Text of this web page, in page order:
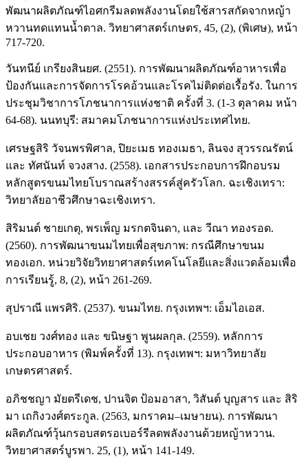
พัฒนาผลิตภัณฑ์ไอศกรีมลดพลังงานโดยใช้สารสกัดจากหญ้า
หวานทดแทนน้ำตาล. วิทยาศาสตร์เกษตร, 45, (2), (พิเศษ), หน้า
717-720.
วันทนีย์ เกรียงสินยศ. (2551). การพัฒนาผลิตภัณฑ์อาหารเพื่อ
ป้องกันและการจัดการโรคอ้วนและโรคไม่ติดต่อเรื้อรัง. ในการ
ประชุมวิชาการโภชนาการแห่งชาติ ครั้งที่ 3. (1-3 ตุลาคม หน้า
64-68). นนทบุรี: สมาคมโภชนาการแห่งประเทศไทย.
เศรษฐสิริ วัจนพรพิศาล, ปิยะเมธ ทองเมธา, ลินจง สุวรรณรัตน์
และ ทัศนันท์ จวงสาง. (2558). เอกสารประกอบการฝึกอบรม
หลักสูตรขนมไทยโบราณสร้างสรรค์สู่ครัวโลก. ฉะเชิงเทรา:
วิทยาลัยอาชีวศึกษาฉะเชิงเทรา.
สิริมนต์ ชายเกตุ, พรเพ็ญ มรกตจินดา, และ วีณา ทองรอด.
(2560). การพัฒนาขนมไทยเพื่อสุขภาพ: กรณีศึกษาขนม
ทองเอก. หน่วยวิจัยวิทยาศาสตร์เทคโนโลยีและสิ่งแวดล้อมเพื่อ
การเรียนรู้, 8, (2), หน้า 261-269.
สุปราณี แพรศิริ. (2537). ขนมไทย. กรุงเทพฯ: เอ็มไอเอส.
อบเชย วงศ์ทอง และ ขนิษฐา พูนผลกุล. (2559). หลักการ
ประกอบอาหาร (พิมพ์ครั้งที่ 13). กรุงเทพฯ: มหาวิทยาลัย
เกษตรศาสตร์.
อภิชชญา มัยตรีเดช, ปานจิต ป้อมอาสา, วิสันต์ บุญสาร และ สิริ
มา เถกิงวงศ์ตระกูล. (2563, มกราคม–เมษายน). การพัฒนา
ผลิตภัณฑ์วุ้นกรอบสตรอเบอร์รีลดพลังงานด้วยหญ้าหวาน.
วิทยาศาสตร์บูรพา. 25, (1), หน้า 141-149.